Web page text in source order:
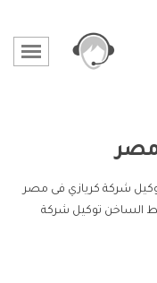
شركة كريازي فى مصر
الساخن توكيل شركة